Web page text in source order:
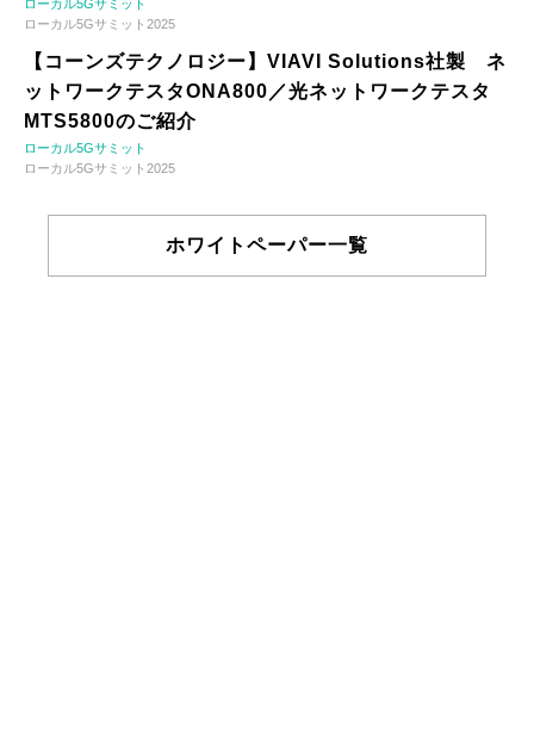
ローカル5Gサミット
ローカル5Gサミット2025
【コーンズテクノロジー】VIAVI Solutions社製 ネ
ットワークテスタONA800／光ネットワークテスタ
MTS5800のご紹介
ローカル5Gサミット
ローカル5Gサミット2025
ホワイトペーパー一覧